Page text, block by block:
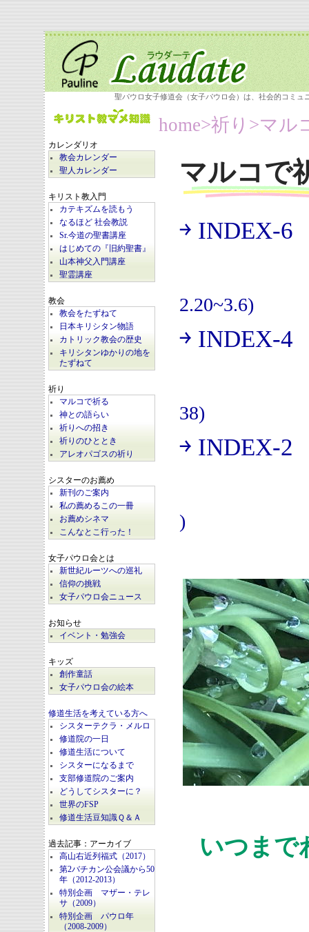
聖パウロ女子修道会（女子パウロ会）は、社会的コミ
カレンダリオ
教会カレンダー
聖人カレンダー
キリスト教入門
カテキズムを読もう
なるほど 社会教説
Sr.今道の聖書講座
はじめての『旧約聖書』
山本神父入門講座
聖霊講座
教会
教会をたずねて
日本キリシタン物語
カトリック教会の歴史
キリシタンゆかりの地を
たずねて
祈り
マルコで祈る
神との語らい
祈りへの招き
祈りのひととき
アレオパゴスの祈り
シスターのお薦め
新刊のご案内
私の薦めるこの一冊
お薦めシネマ
こんなとこ行った！
女子パウロ会とは
新世紀ルーツへの巡礼
信仰の挑戦
女子パウロ会ニュース
お知らせ
イベント・勉強会
キッズ
創作童話
女子パウロ会の絵本
修道生活を考えている方へ
シスターテクラ・メルロ
修道院の一日
修道生活について
シスターになるまで
支部修道院のご案内
どうしてシスターに？
世界のFSP
修道生活豆知識Ｑ＆Ａ
過去記事：アーカイブ
高山右近列福式（2017）
第2バチカン公会議から50
年（2012-2013）
特別企画 マザー・テレ
サ（2009）
特別企画 パウロ年
（2008-2009）
home>祈り>マル
マルコで
￫ INDEX-6
2.20~3.6)
￫ INDEX-4
38)
￫ INDEX-2
)
いつまで